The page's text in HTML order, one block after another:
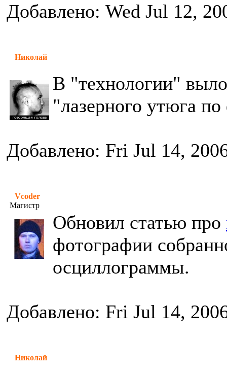
Добавлено: Wed Jul 12,
Николай
В "технологии"
"лазерного утюга
Добавлено: Fri Jul 14,
Vcoder
Магистр
Обновил статью про
фотографии
осциллограммы.
Добавлено: Fri Jul 14,
Николай